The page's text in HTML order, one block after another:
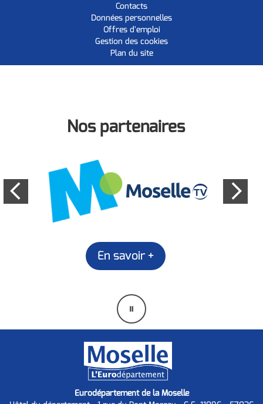
Contacts
Données personnelles
Offres d'emploi
Gestion des cookies
Plan du site
Nos partenaires
En savoir +
Mettre
en
Eurodépartement de la Moselle